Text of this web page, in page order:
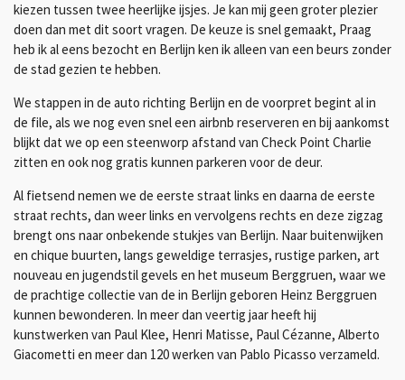
kiezen tussen twee heerlijke ijsjes. Je kan mij geen groter plezier
doen dan met dit soort vragen. De keuze is snel gemaakt, Praag
heb ik al eens bezocht en Berlijn ken ik alleen van een beurs zonder
de stad gezien te hebben.
We stappen in de auto richting Berlijn en de voorpret begint al in
de file, als we nog even snel een airbnb reserveren en bij aankomst
blijkt dat we op een steenworp afstand van Check Point Charlie
zitten en ook nog gratis kunnen parkeren voor de deur.
Al fietsend nemen we de eerste straat links en daarna de eerste
straat rechts, dan weer links en vervolgens rechts en deze zigzag
brengt ons naar onbekende stukjes van Berlijn. Naar buitenwijken
en chique buurten, langs geweldige terrasjes, rustige parken, art
nouveau en jugendstil gevels en het museum Berggruen, waar we
de prachtige collectie van de in Berlijn geboren Heinz Berggruen
kunnen bewonderen. In meer dan veertig jaar heeft hij
kunstwerken van Paul Klee, Henri Matisse, Paul Cézanne, Alberto
Giacometti en meer dan 120 werken van Pablo Picasso verzameld.